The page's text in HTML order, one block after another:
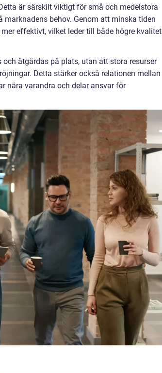
är särskilt viktigt för små och medelstora
behov. Genom att minska tiden
effektivt, vilket leder till både högre kvalitet
åtgärdas på plats, utan att stora resurser
Detta stärker också relationen mellan
nära varandra och delar ansvar för